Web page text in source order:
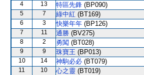
4 13 特區先鋒 (BP090)
5 7 綠中紅 (BT169)
6 3 快樂年年 (BP126)
7 11 通勝 (BV275)
8 2 勇闖 (BT028)
9 9 珠寶王 (BP013)
10 14 神駒必必 (BT079)
11 10 心之靈 (BT019)